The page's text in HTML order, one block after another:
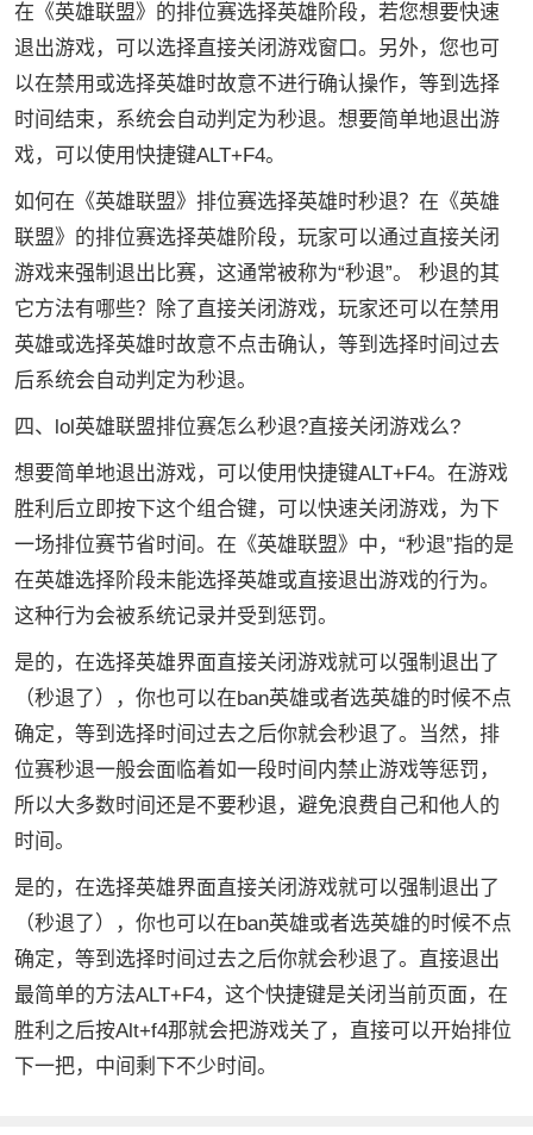
在《英雄联盟》的排位赛选择英雄阶段，若您想要快速
退出游戏，可以选择直接关闭游戏窗口。另外，您也可
以在禁用或选择英雄时故意不进行确认操作，等到选择
时间结束，系统会自动判定为秒退。想要简单地退出游
戏，可以使用快捷键ALT+F4。
如何在《英雄联盟》排位赛选择英雄时秒退？在《英雄
联盟》的排位赛选择英雄阶段，玩家可以通过直接关闭
游戏来强制退出比赛，这通常被称为“秒退”。 秒退的其
它方法有哪些？除了直接关闭游戏，玩家还可以在禁用
英雄或选择英雄时故意不点击确认，等到选择时间过去
后系统会自动判定为秒退。
四、lol英雄联盟排位赛怎么秒退?直接关闭游戏么?
想要简单地退出游戏，可以使用快捷键ALT+F4。在游戏
胜利后立即按下这个组合键，可以快速关闭游戏，为下
一场排位赛节省时间。在《英雄联盟》中，“秒退”指的是
在英雄选择阶段未能选择英雄或直接退出游戏的行为。
这种行为会被系统记录并受到惩罚。
是的，在选择英雄界面直接关闭游戏就可以强制退出了
（秒退了），你也可以在ban英雄或者选英雄的时候不点
确定，等到选择时间过去之后你就会秒退了。当然，排
位赛秒退一般会面临着如一段时间内禁止游戏等惩罚，
所以大多数时间还是不要秒退，避免浪费自己和他人的
时间。
是的，在选择英雄界面直接关闭游戏就可以强制退出了
（秒退了），你也可以在ban英雄或者选英雄的时候不点
确定，等到选择时间过去之后你就会秒退了。直接退出
最简单的方法ALT+F4，这个快捷键是关闭当前页面，在
胜利之后按Alt+f4那就会把游戏关了，直接可以开始排位
下一把，中间剩下不少时间。